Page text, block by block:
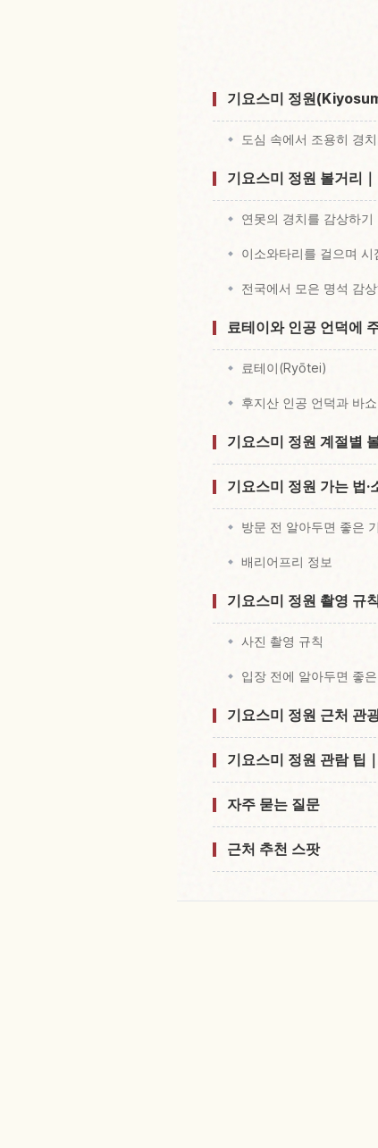
기요스미 정원
도심 속에서 조용히 경
기요스미 정원 볼거리
연못의 경치를 감상하기
이소와타리를 걸으며 시
전국에서 모은 명석 감
료테이와 인공 언덕에
료테이(Ryōtei)
후지산 인공 언덕과 바
기요스미 정원 계절별
기요스미 정원 가는 법
방문 전 알아두면 좋은
배리어프리 정보
기요스미 정원 촬영 규
사진 촬영 규칙
입장 전에 알아두면 좋
기요스미 정원 근처 관
기요스미 정원 관람 팁
자주 묻는 질문
근처 추천 스팟